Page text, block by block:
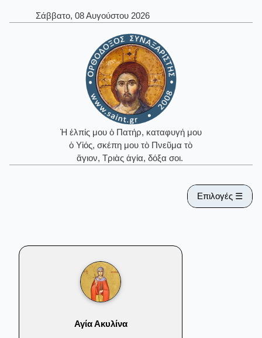
Σάββατο, 08 Αυγούστου 2026
Ἡ ἐλπίς μου ὁ Πατήρ, καταφυγή μου
ὁ Υἱός, σκέπη μου τὸ Πνεῦμα τὸ
ἅγιον, Τριὰς ἁγία, δόξα σοι.
Επιλογές ☰
Αγία Ακυλίνα